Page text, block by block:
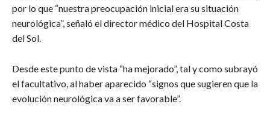
por lo que “nuestra preocupación inicial era su situación
neurológica”, señaló el director médico del Hospital Costa
del Sol.
Desde este punto de vista “ha mejorado”, tal y como subrayó
el facultativo, al haber aparecido “signos que sugieren que la
evolución neurológica va a ser favorable”.